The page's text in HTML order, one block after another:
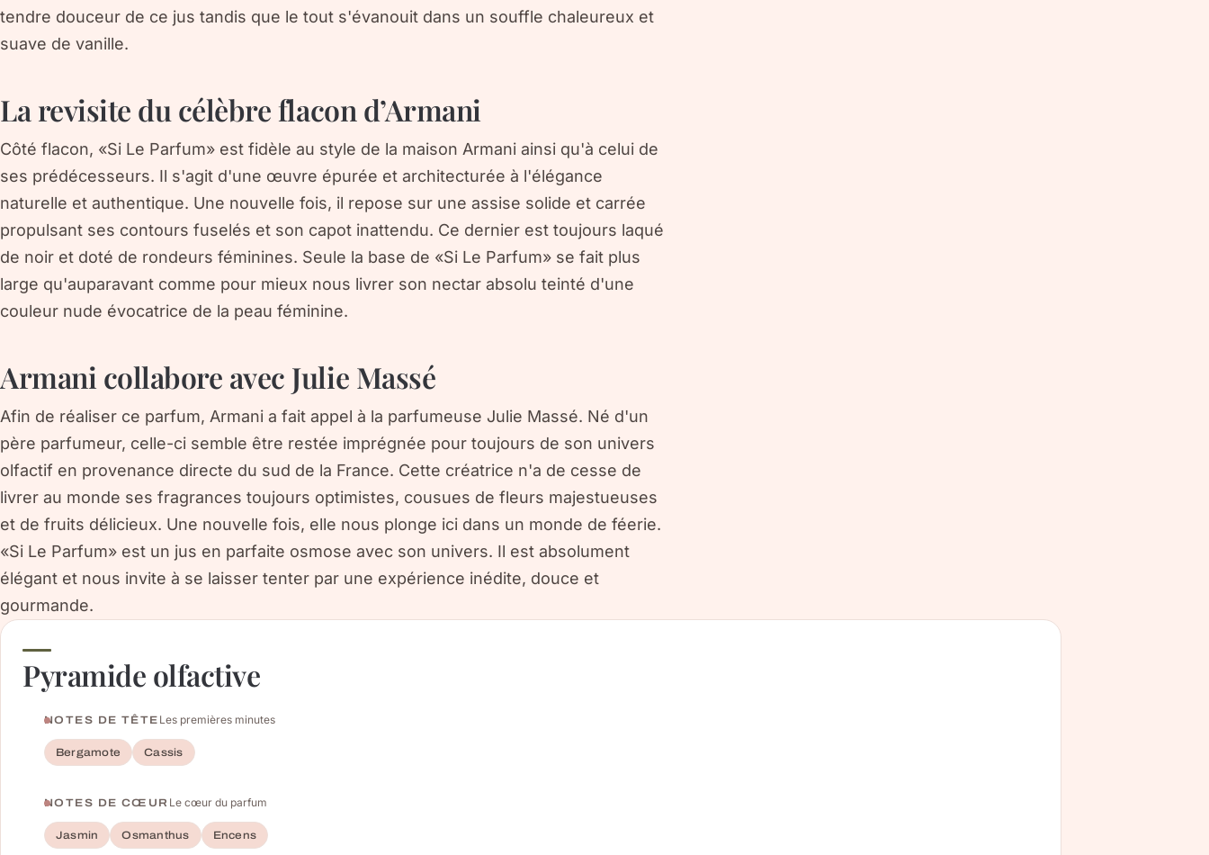
tendre douceur de ce jus tandis que le tout s'évanouit dans un souffle chaleureux et
suave de vanille.
La revisite du célèbre flacon d’Armani
Côté flacon, «Si Le Parfum» est fidèle au style de la maison Armani ainsi qu'à celui de
ses prédécesseurs. Il s'agit d'une œuvre épurée et architecturée à l'élégance
naturelle et authentique. Une nouvelle fois, il repose sur une assise solide et carrée
propulsant ses contours fuselés et son capot inattendu. Ce dernier est toujours laqué
de noir et doté de rondeurs féminines. Seule la base de «Si Le Parfum» se fait plus
large qu'auparavant comme pour mieux nous livrer son nectar absolu teinté d'une
couleur nude évocatrice de la peau féminine.
Armani collabore avec Julie Massé
Afin de réaliser ce parfum, Armani a fait appel à la parfumeuse Julie Massé. Né d'un
père parfumeur, celle-ci semble être restée imprégnée pour toujours de son univers
olfactif en provenance directe du sud de la France. Cette créatrice n'a de cesse de
livrer au monde ses fragrances toujours optimistes, cousues de fleurs majestueuses
et de fruits délicieux. Une nouvelle fois, elle nous plonge ici dans un monde de féerie.
«Si Le Parfum» est un jus en parfaite osmose avec son univers. Il est absolument
élégant et nous invite à se laisser tenter par une expérience inédite, douce et
gourmande.
Pyramide olfactive
NOTES DE TÊTE Les premières minutes
Bergamote Cassis
NOTES DE CŒUR Le cœur du parfum
Jasmin Osmanthus Encens